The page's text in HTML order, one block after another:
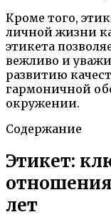
Кроме того,
личной жизни
этикета
вежливо и
развитию
гармоничной
окружении.
Содержание
Этикет:
лет